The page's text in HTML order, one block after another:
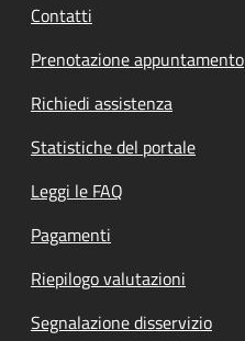
Contatti
Prenotazione appuntamento
Richiedi assistenza
Statistiche del portale
Leggi le FAQ
Pagamenti
Riepilogo valutazioni
Segnalazione disservizio